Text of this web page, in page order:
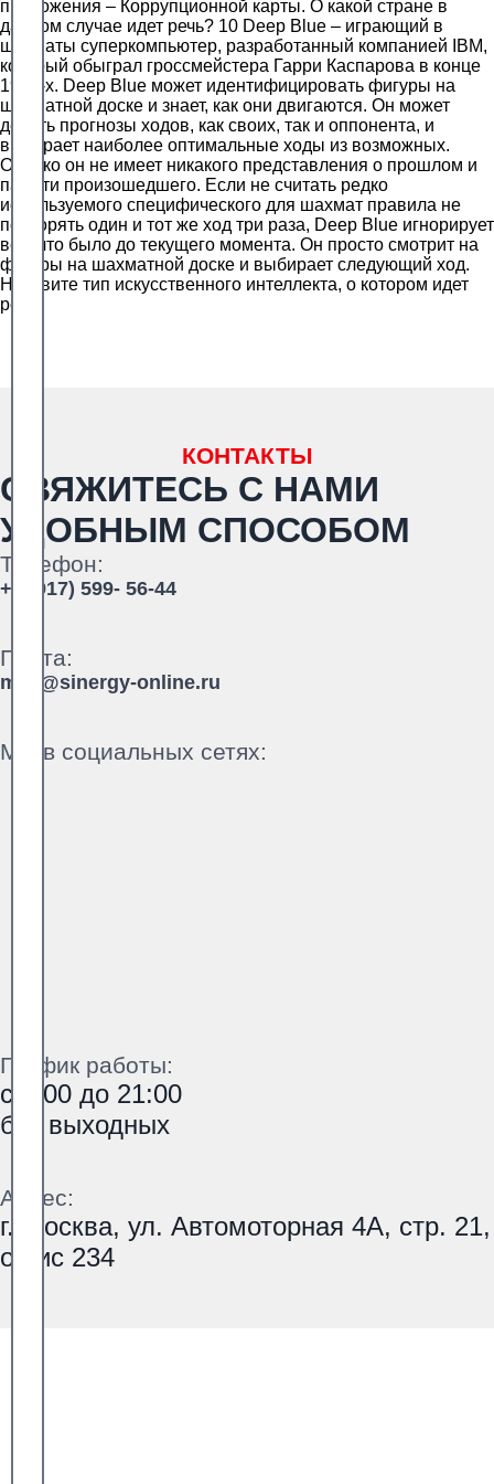
приложения – Коррупционной карты. О какой стране в
данном случае идет речь? 10 Deep Blue – играющий в
шахматы суперкомпьютер, разработанный компанией IBM,
который обыграл гроссмейстера Гарри Каспарова в конце
1990-х. Deep Blue может идентифицировать фигуры на
шахматной доске и знает, как они двигаются. Он может
делать прогнозы ходов, как своих, так и оппонента, и
выбирает наиболее оптимальные ходы из возможных.
Однако он не имеет никакого представления о прошлом и
памяти произошедшего. Если не считать редко
используемого специфического для шахмат правила не
повторять один и тот же ход три раза, Deep Blue игнорирует
все, что было до текущего момента. Он просто смотрит на
фигуры на шахматной доске и выбирает следующий ход.
Назовите тип искусственного интеллекта, о котором идет
речь.
КОНТАКТЫ
СВЯЖИТЕСЬ С НАМИ
УДОБНЫМ СПОСОБОМ
Телефон:
+7 (917) 599- 56-44
Почта:
mail@sinergy-online.ru
Мы в социальных сетях:
График работы:
с 9:00 до 21:00
без выходных
Адрес:
г. Москва, ул. Автомоторная 4А, стр. 21,
офис 234